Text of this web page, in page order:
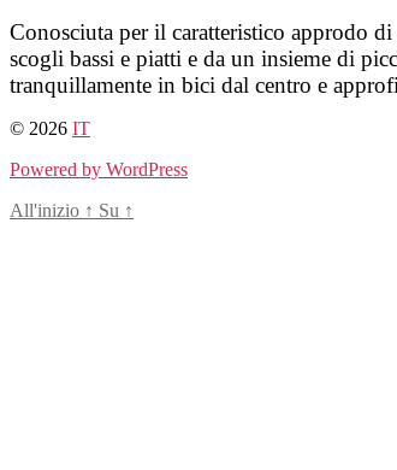
Salta
contenuto
Conosciuta per il caratteristico approdo
scogli bassi e piatti e da un insieme di
tranquillamente in bici dal centro e
© 2026 IT
Powered by WordPress
All'inizio ↑ Su ↑